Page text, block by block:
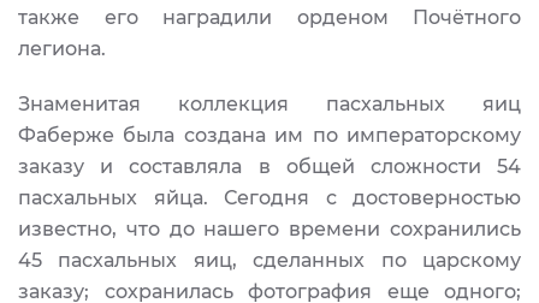
также его наградили орденом Почётного
легиона.
Знаменитая коллекция пасхальных яиц
Фаберже была создана им по императорскому
заказу и составляла в общей сложности 54
пасхальных яйца. Сегодня с достоверностью
известно, что до нашего времени сохранились
45 пасхальных яиц, сделанных по царскому
заказу; сохранилась фотография еще одного;